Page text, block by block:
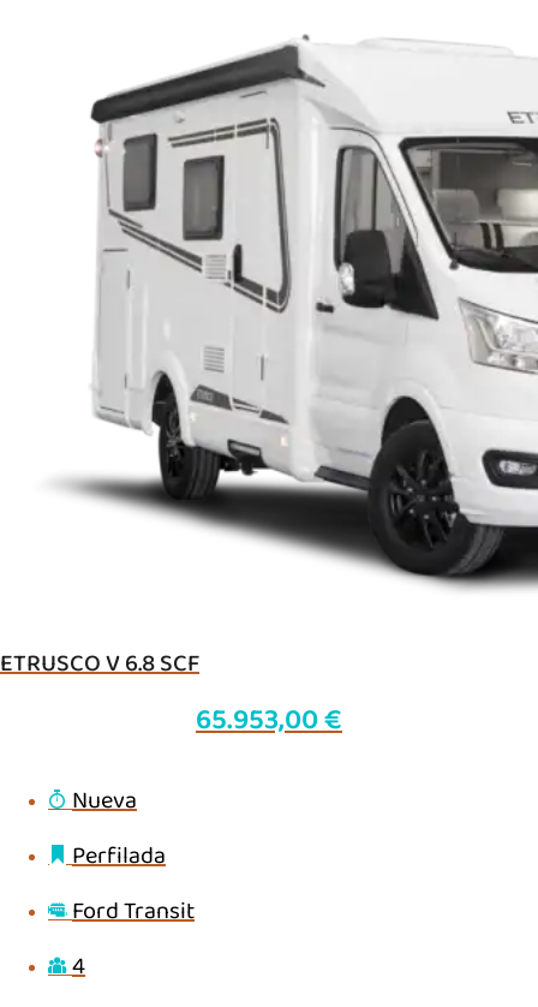
ETRUSCO V 6.8 SCF
65.953,00€
Nueva
Perfilada
Ford Transit
4